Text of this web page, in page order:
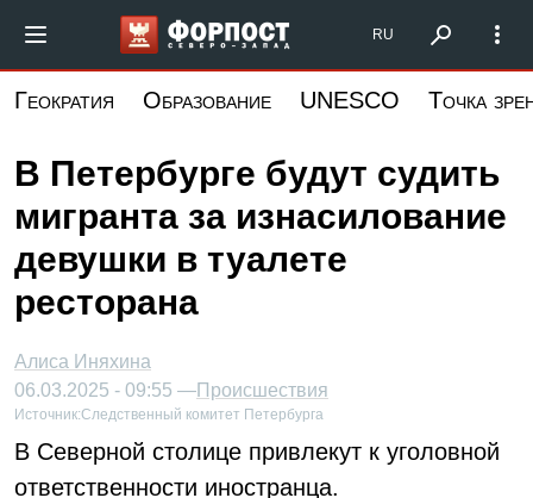
основному
Форпост Северо-Запад
RU
Геократия Образование UNESCO Точка
В Петербурге будут судить
мигранта за изнасилование
девушки в туалете
ресторана
Алиса Иняхина
06.03.2025 - 09:55 —Происшествия
Источник:Следственный комитет Петербурга
В Северной столице привлекут к уголовной
ответственности иностранца.